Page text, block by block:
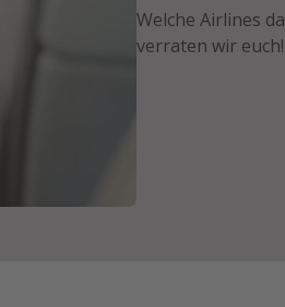
Welche Airlines
verraten wir euch!